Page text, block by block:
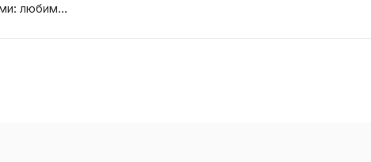
Шоколад ручной работы с орехами: любимое лакомство детей и взрослых